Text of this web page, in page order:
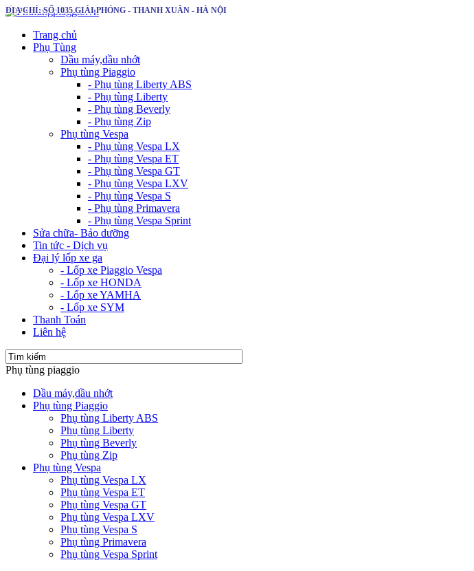
ĐỊA CHỈ: SỐ 1035 GIẢI PHÓNG - THANH XUÂN - HÀ NỘI
Trang chủ
Phụ Tùng
Dầu máy,dầu nhớt
Phụ tùng Piaggio
- Phụ tùng Liberty ABS
- Phụ tùng Liberty
- Phụ tùng Beverly
- Phụ tùng Zip
Phụ tùng Vespa
- Phụ tùng Vespa LX
- Phụ tùng Vespa ET
- Phụ tùng Vespa GT
- Phụ tùng Vespa LXV
- Phụ tùng Vespa S
- Phụ tùng Primavera
- Phụ tùng Vespa Sprint
Sửa chữa- Bảo dưỡng
Tin tức - Dịch vụ
Đại lý lốp xe ga
- Lốp xe Piaggio Vespa
- Lốp xe HONDA
- Lốp xe YAMHA
- Lốp xe SYM
Thanh Toán
Liên hệ
Phụ tùng piaggio
Dầu máy,dầu nhớt
Phụ tùng Piaggio
Phụ tùng Liberty ABS
Phụ tùng Liberty
Phụ tùng Beverly
Phụ tùng Zip
Phụ tùng Vespa
Phụ tùng Vespa LX
Phụ tùng Vespa ET
Phụ tùng Vespa GT
Phụ tùng Vespa LXV
Phụ tùng Vespa S
Phụ tùng Primavera
Phụ tùng Vespa Sprint